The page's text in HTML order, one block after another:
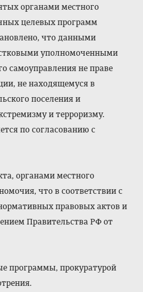
органами местного
целевых программ
что данными
уполномоченными
самоуправления не праве
не находящемуся в
поселения и
и терроризму.
по согласованию с
органами местного
что в соответствии с
правовых актов и
Правительства РФ от
программы, прокуратурой